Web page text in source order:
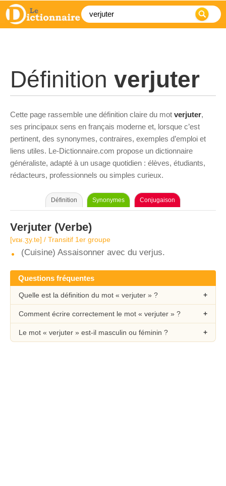
Définition verjuter
Cette page rassemble une définition claire du mot verjuter,
ses principaux sens en français moderne et, lorsque c’est
pertinent, des synonymes, contraires, exemples d’emploi et
liens utiles. Le-Dictionnaire.com propose un dictionnaire
généraliste, adapté à un usage quotidien : élèves, étudiants,
rédacteurs, professionnels ou simples curieux.
Définition Synonymes Conjugaison
Verjuter (Verbe)
[vɛʁ.ʒy.te] / Transitif 1er groupe
(Cuisine) Assaisonner avec du verjus.
Questions fréquentes
Quelle est la définition du mot « verjuter » ?
Comment écrire correctement le mot « verjuter » ?
Le mot « verjuter » est-il masculin ou féminin ?